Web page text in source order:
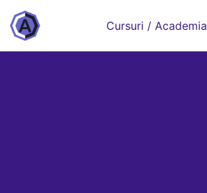
Cursuri / Academia